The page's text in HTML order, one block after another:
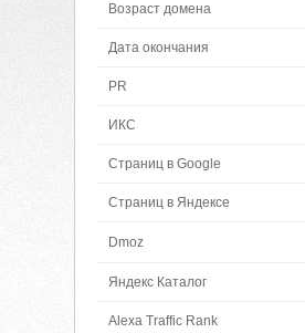
Возраст домена
Дата окончания
PR
ИКС
Страниц в Google
Страниц в Яндексе
Dmoz
Яндекс Каталог
Alexa Traffic Rank